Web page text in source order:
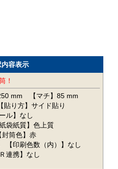
内容表示
！
mm
【マチ】85 mm
【貼り方】サイド貼り
ル】なし
紙袋紙質】色上質
封筒色】赤
【印刷色数（内）】なし
Ｒ連携】なし